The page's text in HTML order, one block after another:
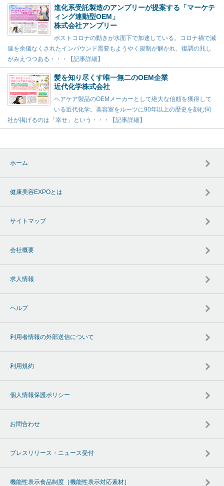
進化系受託製造のアンプリーが提案する「マーケテ
ィング連動型OEM」
株式会社アンプリー
ポストコロナの動きが水面下で加速している。コロナ禍で減
速を余儀なくされたインバウンド需要もようやく規制が解かれ、復調の兆し
がみえつつある・・・【記事詳細】
髪を知り尽くす唯一無二のOEM企業
近代化学株式会社
ヘアケア製品のOEMメーカーとして絶大な信頼を獲得して
いる近代化学。美容室をルーツに90年以上の歴史を刻む同
社が掲げるのは「幸せ」という・・・【記事詳細】
ホーム
健康美容EXPOとは
サイトマップ
会社概要
求人情報
ヘルプ
利用者情報の外部送信について
利用規約
個人情報保護ポリシー
お問合わせ
プレスリリース・ニュース受付
機能性表示食品制度［機能性表示対応素材］